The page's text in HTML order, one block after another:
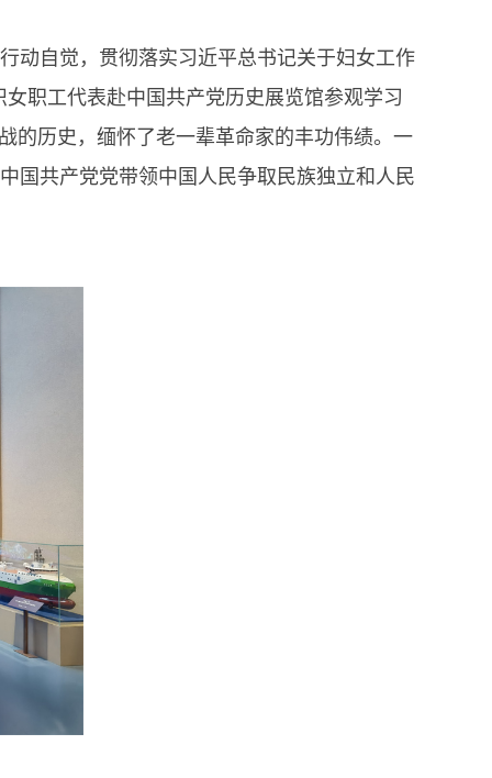
自觉，贯彻落实习近平总书记关于妇女工作
职工代表赴中国共产党历史展览馆参观学习
的历史，缅怀了老一辈革命家的丰功伟绩。一
国共产党党带领中国人民争取民族独立和人民